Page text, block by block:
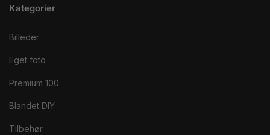
Kategorier
Billeder
Eget foto
Premium 100
Blandet DIY
Tilbehør